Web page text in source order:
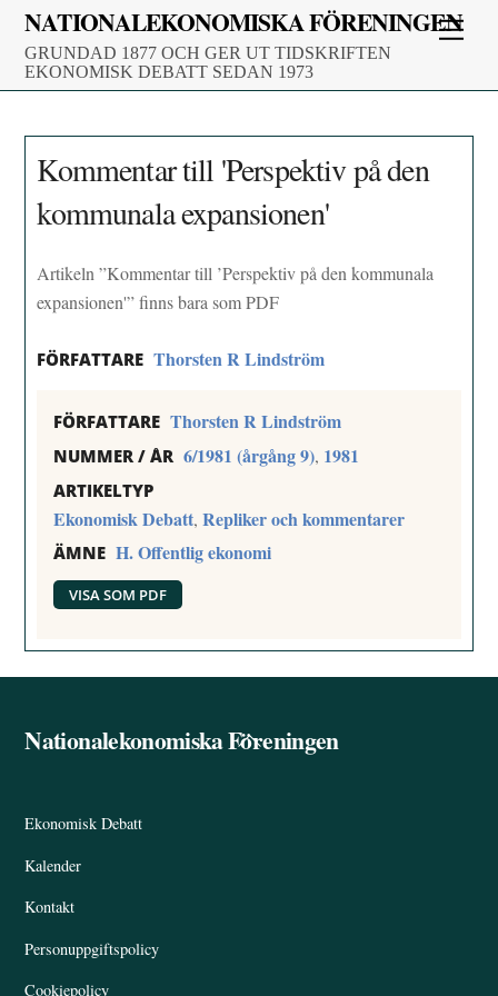
Skip
content
NATIONALEKONOMISKA FÖRENINGEN
GRUNDAD 1877 OCH GER UT TIDSKRIFTEN
EKONOMISK DEBATT SEDAN 1973
Kommentar till 'Perspektiv på den
kommunala expansionen'
Artikeln ”Kommentar till ’Perspektiv på den kommunala
expansionen'” finns bara som PDF
FÖRFATTARE Thorsten R Lindström
FÖRFATTARE Thorsten R Lindström
NUMMER / ÅR 6/1981 (årgång 9), 1981
ARTIKELTYP
Ekonomisk Debatt,Repliker och kommentarer
ÄMNE H. Offentlig ekonomi
VISA SOM PDF
Back
Nationalekonomiska Föreningen
Ekonomisk Debatt
Kalender
Kontakt
Personuppgiftspolicy
Cookiepolicy